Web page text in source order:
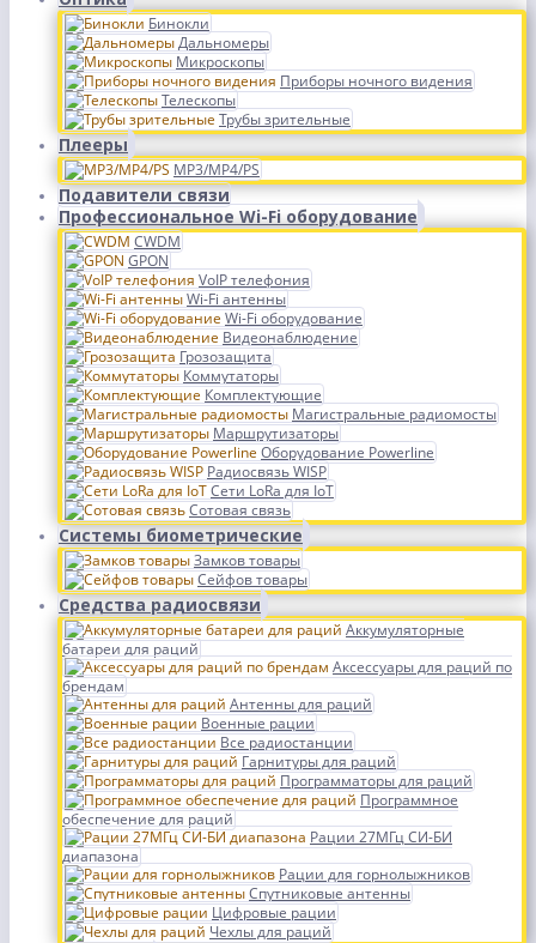
Бинокли
Дальномеры
Микроскопы
Приборы ночного видения
Телескопы
Трубы зрительные
Плееры
MP3/MP4/PS
Подавители связи
Профессиональное Wi-Fi оборудование
CWDM
GPON
VoIP телефония
Wi-Fi антенны
Wi-Fi оборудование
Видеонаблюдение
Грозозащита
Коммутаторы
Комплектующие
Магистральные радиомосты
Маршрутизаторы
Оборудование Powerline
Радиосвязь WISP
Сети LoRa для IoT
Сотовая связь
Системы биометрические
Замков товары
Сейфов товары
Средства радиосвязи
Аккумуляторные
батареи для раций
Аксессуары для раций по
брендам
Антенны для раций
Военные рации
Все радиостанции
Гарнитуры для раций
Программаторы для раций
Программное
обеспечение для раций
Рации 27МГц СИ-БИ
диапазона
Рации для горнолыжников
Спутниковые антенны
Цифровые рации
Чехлы для раций